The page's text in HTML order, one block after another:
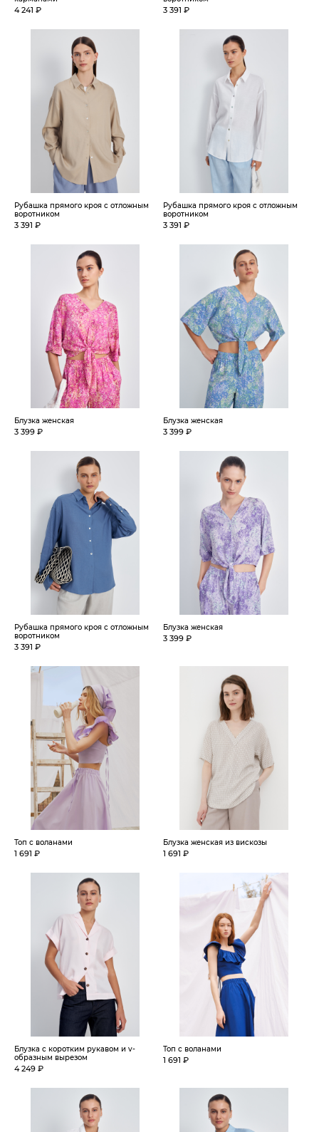
4 241 ₽ 3 391 ₽
Рубашка прямого кроя с отложным
воротником
3 391 ₽
Рубашка прямого кроя с отложным
воротником
3 391 ₽
Блузка женская
3 399 ₽
Блузка женская
3 399 ₽
Рубашка прямого кроя с отложным
воротником
3 391 ₽
Блузка женская
3 399 ₽
Топ с воланами
1 691 ₽
Блузка женская из вискозы
1 691 ₽
Блузка с коротким рукавом и v-
образным вырезом
4 249 ₽
Топ с воланами
1 691 ₽